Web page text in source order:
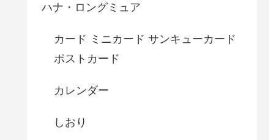
ハナ・ロングミュア
カード ミニカード サンキューカード
ポストカード
カレンダー
しおり